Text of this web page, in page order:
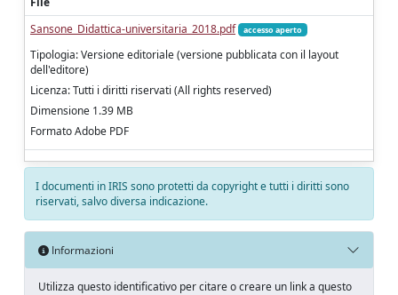
Sansone_Didattica-universitaria_2018.pdf
accesso aperto
Tipologia: Versione editoriale (versione pubblicata con il layout
dell'editore)
Licenza: Tutti i diritti riservati (All rights reserved)
Dimensione 1.39 MB
Formato Adobe PDF
I documenti in IRIS sono protetti da copyright e tutti i diritti sono
riservati, salvo diversa indicazione.
Informazioni
Utilizza questo identificativo per citare o creare un link a questo